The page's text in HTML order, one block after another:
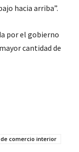
hacia arriba”.
por el gobierno
cantidad de
comercio interior